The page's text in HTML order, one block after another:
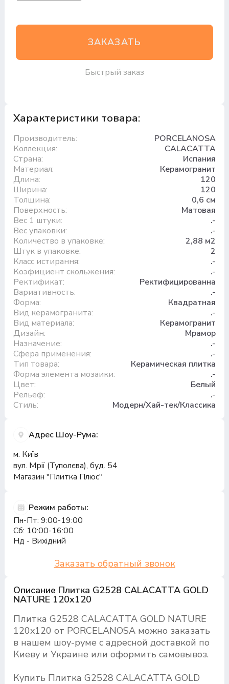
ЗАКАЗАТЬ
Быстрый заказ
Описание Плитка G2528 CALACATTA GOLD
NATURE 120x120
Плитка G2528 CALACATTA GOLD NATURE
120x120 от PORCELANOSA можно заказать
в нашем шоу-руме с адресной доставкой по
Киеву и Украине или оформить самовывоз.
Купить Плитка G2528 CALACATTA GOLD
Характеристики товара:
Производитель:
PORCELANOSA
Коллекция:
CALACATTA
Страна:
Испания
Материал:
Керамогранит
Длина:
120
Ширина:
120
Толщина:
0,6 см
Поверхность:
Матовая
Вес 1 штуки:
.-
Вес упаковки:
.-
Количество в упаковке:
2,88 м2
Штук в упаковке:
2
Класс истирання:
.-
Коэфициент скольжения:
.-
Ректификат:
Ректифицированна
Вариативность:
.-
Форма:
Квадратная
Вид керамогранита:
.-
Вид материала:
Керамогранит
Дизайн:
Мрамор
Назначение:
.-
Сфера применения:
.-
Тип товара:
Керамическая плитка
Форма элемента мозаики:
.-
Цвет:
Белый
Рельеф:
.-
Стиль:
Модерн/Хай-тек/Классика
Адрес Шоу-Рума:
м. Київ
вул. Мрії (Туполєва), буд. 54
Магазин "Плитка Плюс"
Режим работы:
Пн-Пт: 9:00-19:00
Сб: 10:00-16:00
Нд - Вихідний
Заказать обратный звонок